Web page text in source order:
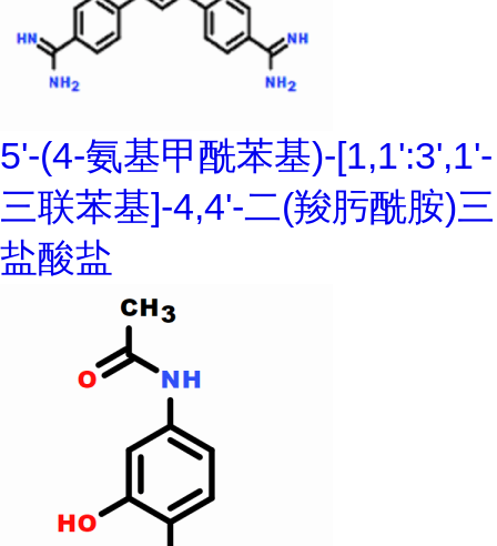
5'-(4-氨基甲酰苯基)-[1,1':3',1'-
三联苯基]-4,4'-二(羧肟酰胺)三
盐酸盐